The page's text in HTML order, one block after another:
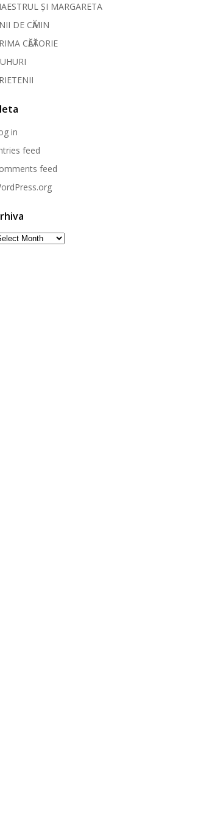
ȘI MARGARETA
DE CӐMIN
CӐLӐTORIE
in
feed
feed